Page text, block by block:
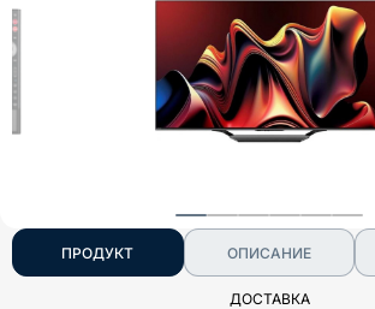
ПРОДУКТ ОПИСАНИЕ
ДОСТАВКА